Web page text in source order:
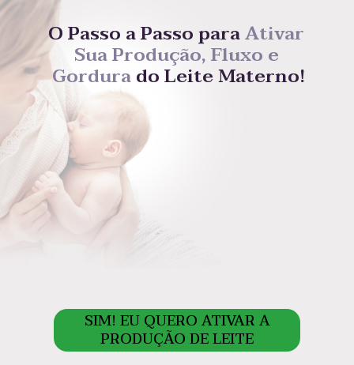
O Passo a Passo para Ativar
Sua Produção, Fluxo e
Gordura do Leite Materno!
SIM! EU QUERO ATIVAR A
PRODUÇÃO DE LEITE